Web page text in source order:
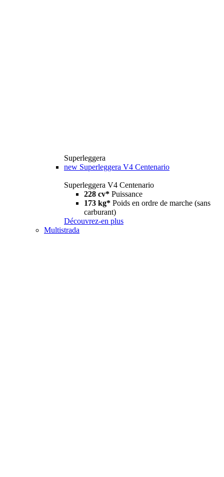
Superleggera
new Superleggera V4 Centenario
Superleggera V4 Centenario
228 cv* Puissance
173 kg* Poids en ordre de marche (sans
carburant)
Découvrez-en plus
Multistrada